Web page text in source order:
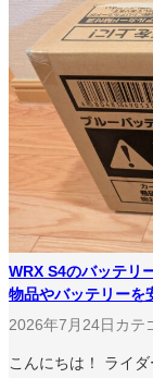
WRX S4のバッテリ
物品やバッテリーを
2026年7月24日 カテ
こんにちは！ ライ